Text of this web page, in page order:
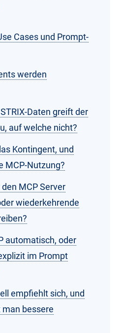
Cases und Prompt-
werden
Daten greift der
auf welche nicht?
Kontingent, und
MCP-Nutzung?
MCP Server
wiederkehrende
automatisch, oder
im Prompt
empfiehlt sich, und
bessere